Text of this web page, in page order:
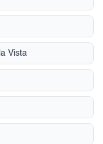
Vista